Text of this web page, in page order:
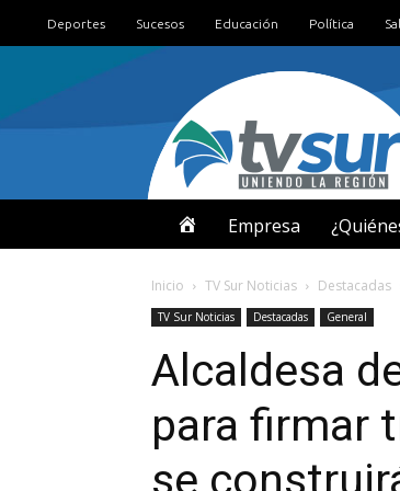
Deportes Sucesos Educación Política
N
I
C
I
Empresa
Inicio TV Sur Noticias Destacadas
TV Sur Noticias Destacadas General
Alcaldesa
para firmar
se